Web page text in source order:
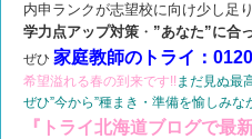
内申ランクが志望校に向け少し足
学力点アップ対策 ・ ”あなた”に合
ぜひ 家庭教師のトライ：
希望溢れる春の到来です!!まだ見ぬ最
ぜひ”今から”種まき・準備を愉しみ
『トライ北海道ブログで最